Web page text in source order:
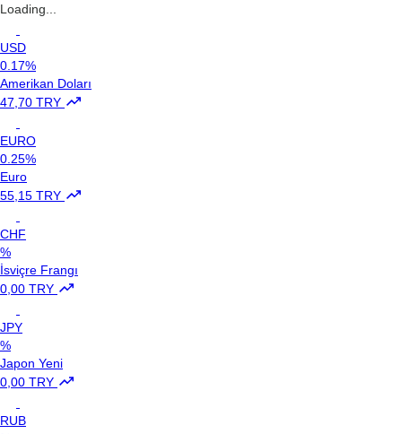
Loading...
USD
0.17%
Amerikan Doları
47,70 TRY
EURO
0.25%
Euro
55,15 TRY
CHF
%
İsviçre Frangı
0,00 TRY
JPY
%
Japon Yeni
0,00 TRY
RUB